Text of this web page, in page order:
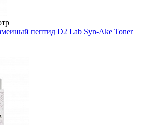
пептид D2 Lab Syn-Ake Toner